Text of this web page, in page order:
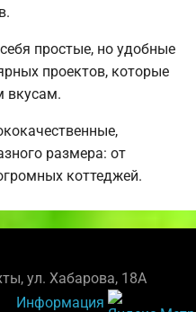
простые, но удобные
проектов, которые
вкусам.
размера: от
коттеджей.
ул. Хабарова, 18А
Информация